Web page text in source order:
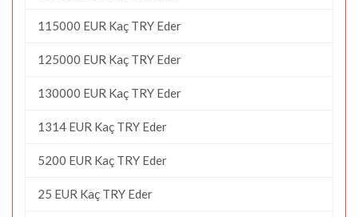
115000 EUR Kaç TRY Eder
125000 EUR Kaç TRY Eder
130000 EUR Kaç TRY Eder
1314 EUR Kaç TRY Eder
5200 EUR Kaç TRY Eder
25 EUR Kaç TRY Eder